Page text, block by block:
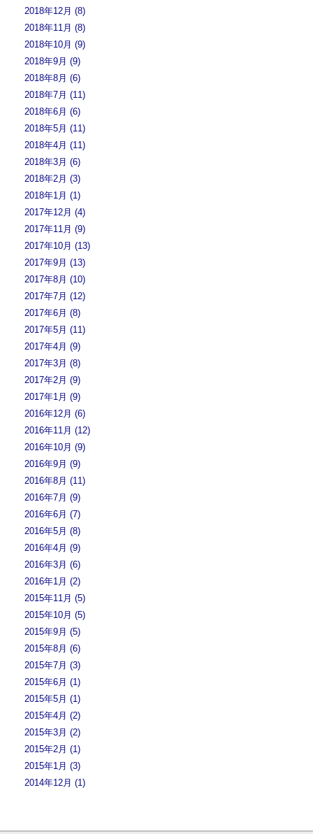
2018年12月 (8)
2018年11月 (8)
2018年10月 (9)
2018年9月 (9)
2018年8月 (6)
2018年7月 (11)
2018年6月 (6)
2018年5月 (11)
2018年4月 (11)
2018年3月 (6)
2018年2月 (3)
2018年1月 (1)
2017年12月 (4)
2017年11月 (9)
2017年10月 (13)
2017年9月 (13)
2017年8月 (10)
2017年7月 (12)
2017年6月 (8)
2017年5月 (11)
2017年4月 (9)
2017年3月 (8)
2017年2月 (9)
2017年1月 (9)
2016年12月 (6)
2016年11月 (12)
2016年10月 (9)
2016年9月 (9)
2016年8月 (11)
2016年7月 (9)
2016年6月 (7)
2016年5月 (8)
2016年4月 (9)
2016年3月 (6)
2016年1月 (2)
2015年11月 (5)
2015年10月 (5)
2015年9月 (5)
2015年8月 (6)
2015年7月 (3)
2015年6月 (1)
2015年5月 (1)
2015年4月 (2)
2015年3月 (2)
2015年2月 (1)
2015年1月 (3)
2014年12月 (1)